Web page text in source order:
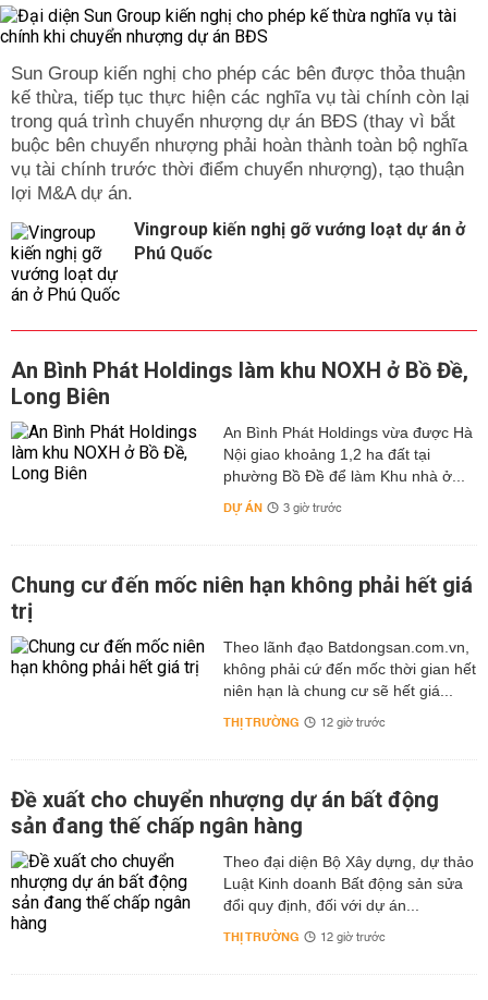
Sun Group kiến nghị cho phép các bên được thỏa thuận
kế thừa, tiếp tục thực hiện các nghĩa vụ tài chính còn lại
trong quá trình chuyển nhượng dự án BĐS (thay vì bắt
buộc bên chuyển nhượng phải hoàn thành toàn bộ nghĩa
vụ tài chính trước thời điểm chuyển nhượng), tạo thuận
lợi M&A dự án.
Vingroup kiến nghị gỡ vướng loạt dự án ở
Phú Quốc
An Bình Phát Holdings làm khu NOXH ở Bồ Đề,
Long Biên
An Bình Phát Holdings vừa được Hà
Nội giao khoảng 1,2 ha đất tại
phường Bồ Đề để làm Khu nhà ở...
DỰ ÁN 3 giờ trước
Chung cư đến mốc niên hạn không phải hết giá
trị
Theo lãnh đạo Batdongsan.com.vn,
không phải cứ đến mốc thời gian hết
niên hạn là chung cư sẽ hết giá...
THỊ TRƯỜNG 12 giờ trước
Đề xuất cho chuyển nhượng dự án bất động
sản đang thế chấp ngân hàng
Theo đại diện Bộ Xây dựng, dự thảo
Luật Kinh doanh Bất động sản sửa
đổi quy định, đối với dự án...
THỊ TRƯỜNG 12 giờ trước